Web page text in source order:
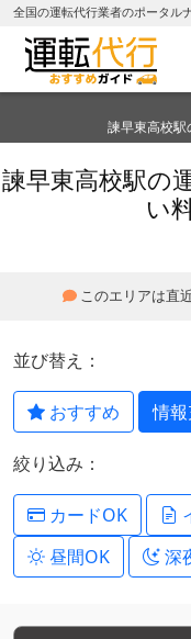
諫早東高校
諫早東高校駅の
い
このエリアは直
並び替え：
おすすめ 情
絞り込み：
カードOK
昼間OK
深